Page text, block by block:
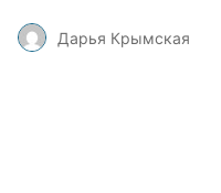
Дарья Крымская